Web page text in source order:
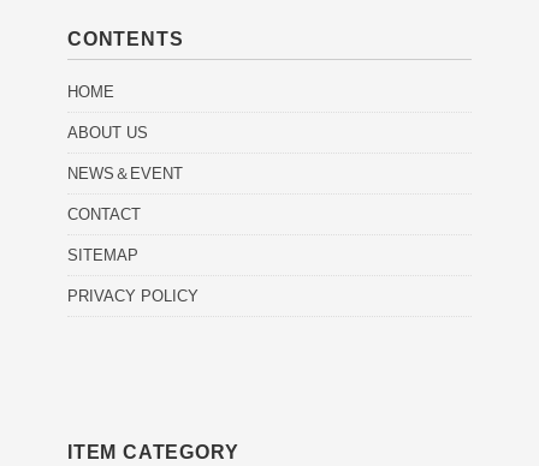
CONTENTS
HOME
ABOUT US
NEWS＆EVENT
CONTACT
SITEMAP
PRIVACY POLICY
ITEM CATEGORY